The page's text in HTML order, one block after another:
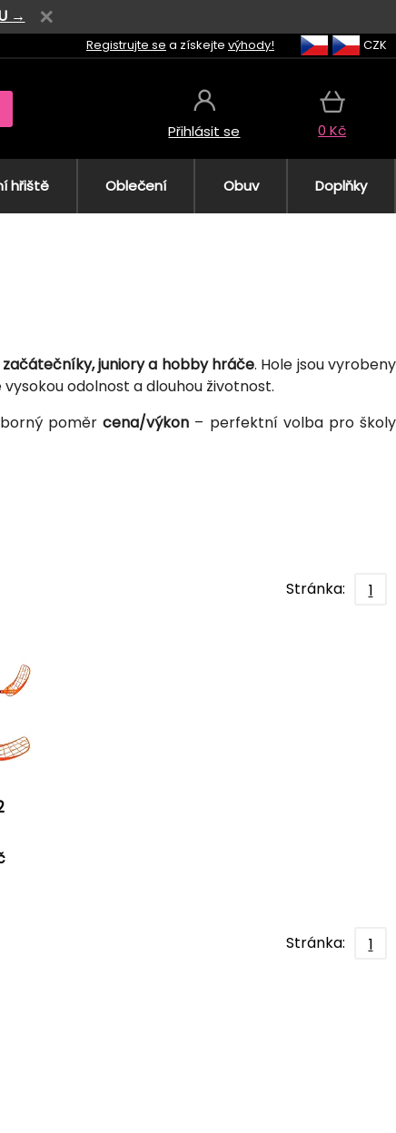
→
Registrujte se a získejte výhody! CZK
Přihlásit se 0 Kč
hřiště Oblečení Obuv Doplňky
začátečníky, juniory a hobby hráče. Hole jsou vyrobeny
vysokou odolnost a dlouhou životnost.
poměrcena/výkon – perfektní volba pro školy
Stránka:
1
Stránka: 1